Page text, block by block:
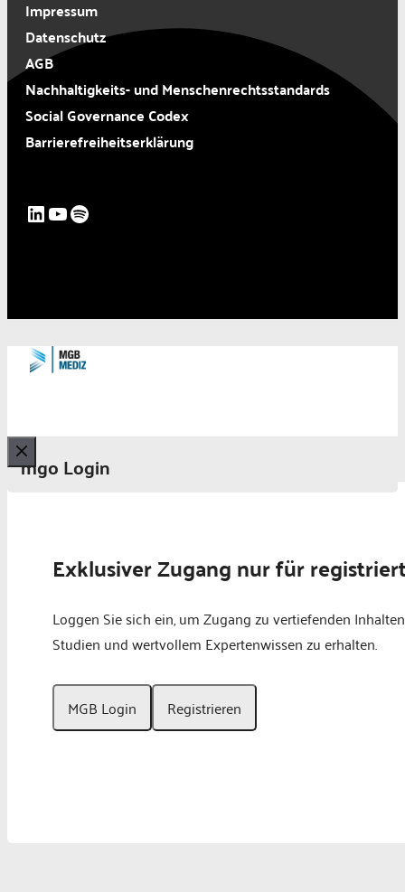
Impressum
Datenschutz
AGB
Nachhaltigkeits- und Menschenrechtsstandards
Social Governance Codex
Barrierefreiheitserklärung
LinkedIn
YouTube
Spotify
mgo Login
Schließen
Exklusiver Zugang nur für
Loggen Sie sich ein, um Zugang zu vertiefenden
Studien und wertvollem Expertenwissen zu erhalten.
MGB Login Registrieren